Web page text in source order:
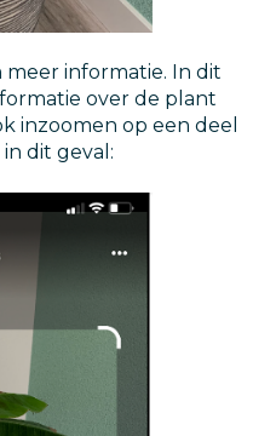
informatie. In dit
over de plant
inzoomen op een deel
dit geval: